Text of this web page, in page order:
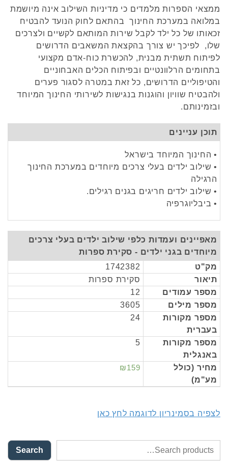
ממצאי הספרות מלמדים כי מדיניות השילוב אינה מיושמת
במלואה במערכת החינוך בהתאם לחוק הנועד להבטיח
זכאותו של כל ילד לקבל שירות המותאם לקשיים ולצרכים
שלו, לפיכך יש צורך בהקצאת המשאבים הדרושים
לפיתוח תשתית מבנית, להכשרת כוח-אדם מקצועי
בתחומים הרלוונטיים ובפיתוח הכלים האבחוניים
והטיפוליים הדרושים, כל זאת במטרה לסגור פערים
ולהבטיח שוויון והוגנות בנגישות לשירותי החינוך המיוחד
ובזמינותם.
תוכן עניינים
• החינוך המיוחד בישראל
• שילוב ילדים בעלי צרכים מיוחדים במערכת החינוך
הרגילה
• שילוב ילדים חריגים בגנים רגילים.
• ביבליוגרפיה
מאפיינים ועמדות כלפי שילוב ילדים בעלי צרכים
מיוחדים בגני ילדים - סקירת ספרות
מק"ט
1742382
תיאור
סקירת ספרות
מספר עמודים
12
מספר מילים
3605
מספר מקורות
בעברית
24
מספר מקורות
באנגלית
5
מחיר (כולל
מע"מ)
₪159
לצפיה בסמינריון לדוגמה לחץ כאן
Search